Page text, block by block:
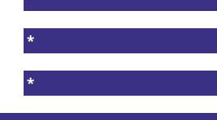
*
*